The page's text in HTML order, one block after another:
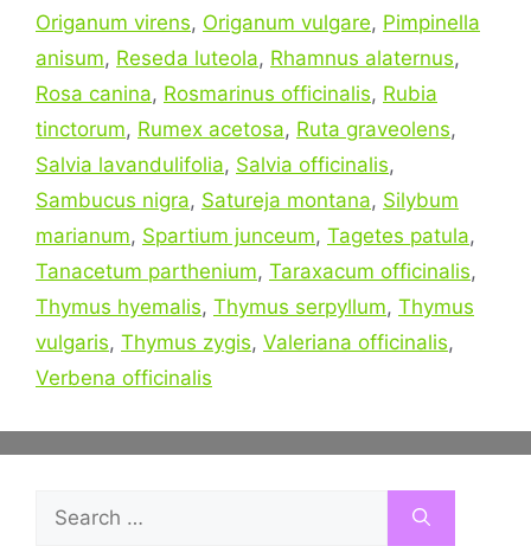
Origanum virens, Origanum vulgare, Pimpinella
anisum, Reseda luteola, Rhamnus alaternus,
Rosa canina, Rosmarinus officinalis, Rubia
tinctorum, Rumex acetosa, Ruta graveolens,
Salvia lavandulifolia, Salvia officinalis,
Sambucus nigra, Satureja montana, Silybum
marianum, Spartium junceum, Tagetes patula,
Tanacetum parthenium, Taraxacum officinalis,
Thymus hyemalis, Thymus serpyllum, Thymus
vulgaris, Thymus zygis, Valeriana officinalis,
Verbena officinalis
for: